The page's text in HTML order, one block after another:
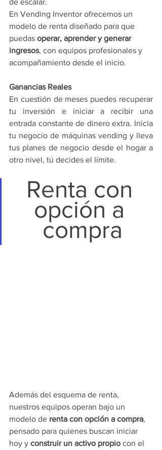
de escalar.
En Vending Inventor ofrecemos un
modelo de renta diseñado para que
puedas operar, aprender y generar
ingresos, con equipos profesionales y
acompañamiento desde el inicio.
Ganancias Reales
En cuestión de meses puedes recuperar
tu inversión e iniciar a recibir una
entrada constante de dinero extra. Inicia
tu negocio de máquinas vending y lleva
tus planes de negocio desde el hogar a
otro nivel, tú decides el límite.
Renta con
opción a
compra
Además del esquema de renta,
nuestros equipos operan bajo un
modelo de renta con opción a compra,
pensado para quienes buscan iniciar
hoy y construir un activo propio con el